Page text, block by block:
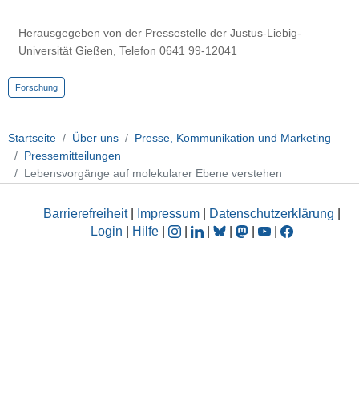
Herausgegeben von der Pressestelle der Justus-Liebig-
Universität Gießen, Telefon 0641 99-12041
Forschung
Startseite Über uns
Presse, Kommunikation und Marketing
Pressemitteilungen
Lebensvorgänge auf molekularer Ebene verstehen
Barrierefreiheit| Impressum Datenschutzerklärung
Login
Hilfe